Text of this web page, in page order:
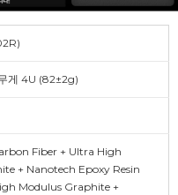
게 4U (82±2g)
Fiber + Ultra High
+ Nanotech Epoxy Resin
Modulus Graphite +